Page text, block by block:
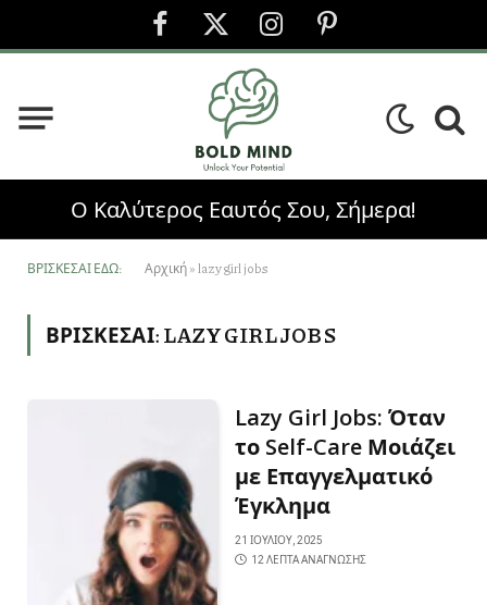
Facebook
X
(Twitter)
InstagramPinterest
Ο Καλύτερος Εαυτός Σου, Σήμερα!
ΒΡΊΣΚΕΣΑΙ ΕΔΏ: Αρχική»lazy girl jobs
ΒΡΊΣΚΕΣΑΙ:LAZY GIRL JOBS
Lazy Girl Jobs: Όταν
το Self-Care Μοιάζει
με Επαγγελματικό
Έγκλημα
21 ΙΟΥΛΊΟΥ, 2025
12 ΛΕΠΤΆ ΑΝΆΓΝΩΣΗΣ